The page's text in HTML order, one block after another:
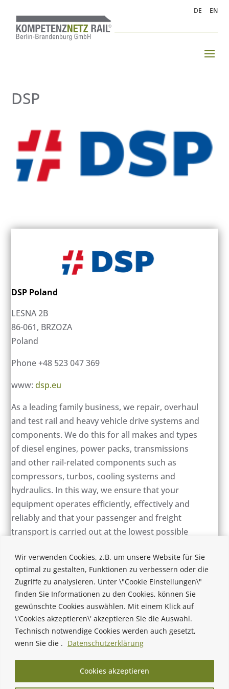
Wir verwenden Cookies, z.B. um unsere Website für Sie
optimal zu gestalten, Funktionen zu verbessern oder die
Zugriffe zu analysieren. Unter \"Cookie Einstellungen\"
finden Sie Informationen zu den Cookies, können Sie
gewünschte Cookies auswählen. Mit einem Klick auf
\'Cookies akzeptieren\' akzeptieren Sie die Auswahl.
Technisch notwendige Cookies werden auch gesetzt,
wenn Sie die . Datenschutzerklärung
Cookies akzeptieren
DE EN
DSP
DSP Poland
LESNA 2B
86-061, BRZOZA
Poland
Phone +48 523 047 369
www:dsp.eu
As a leading family business, we repair, overhaul
and test rail and heavy vehicle drive systems and
components. We do this for all makes and types
of diesel engines, power packs, transmissions
and other rail-related components such as
compressors, turbos, cooling systems and
hydraulics. In this way, we ensure that your
equipment operates efficiently, effectively and
reliably and that your passenger and freight
transport is carried out at the lowest possible